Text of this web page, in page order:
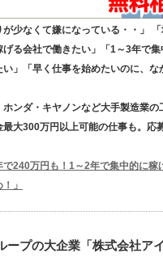
が少なくて嫌になっている・・」
げる会社で働きたい」「1～3年で
い」「早く仕事を始めたいのに、
ホンダ・キヤノンなど大手製造業
最大300万円以上可能の仕事も。応
240万円も！1～2年で集中的に稼
」
ープの大企業「株式会社ア